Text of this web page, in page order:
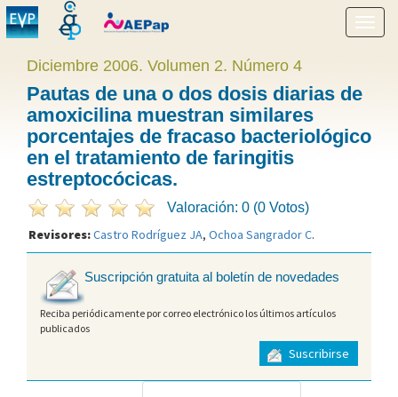
menú
Diciembre 2006. Volumen 2. Número 4
Pautas de una o dos dosis diarias de
amoxicilina muestran similares
porcentajes de fracaso bacteriológico
en el tratamiento de faringitis
estreptocócicas.
Valoración: 0 (0 Votos)
Revisores:Castro Rodríguez JA, Ochoa Sangrador C.
Suscripción gratuita al boletín de novedades
Reciba periódicamente por correo electrónico los últimos artículos
publicados
Suscribirse